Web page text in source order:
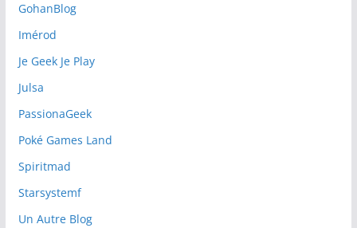
GohanBlog
Imérod
Je Geek Je Play
Julsa
PassionaGeek
Poké Games Land
Spiritmad
Starsystemf
Un Autre Blog